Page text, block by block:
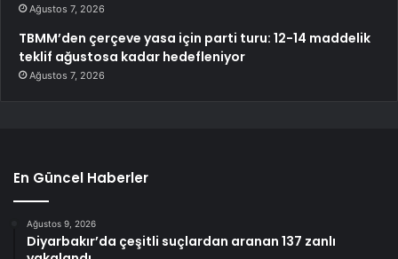
Ağustos 7, 2026
TBMM’den çerçeve yasa için parti turu: 12-14 maddelik
teklif ağustosa kadar hedefleniyor
Ağustos 7, 2026
En Güncel Haberler
Ağustos 9, 2026
Diyarbakır’da çeşitli suçlardan aranan 137 zanlı